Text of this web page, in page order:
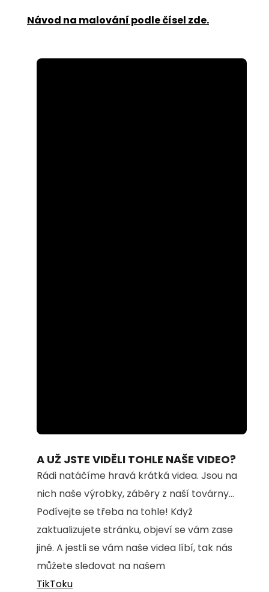
Návod na malování podle čísel zde.
94.54%
A UŽ JSTE VIDĚLI TOHLE NAŠE VIDEO?
Rádi natáčíme hravá krátká videa. Jsou na
nich naše výrobky, záběry z naší továrny...
Podívejte se třeba na tohle! Když
zaktualizujete stránku, objeví se vám zase
jiné. A jestli se vám naše videa líbí, tak nás
můžete sledovat na našem
TikToku